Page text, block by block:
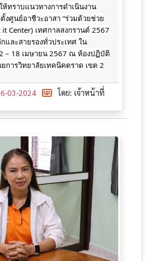
ห้ทราบแนวทางการดำเนินงาน
งศูนย์อาชีวะอาสา “ร่วมด้วยช่วย
Center) เทศกาลสงกรานต์ 2567
ละสายรองทั่วประเทศ ใน
– 18 เมษายน 2567 ณ ห้องปฏิบัติ
การวิทยาลัยเทคนิคตราด เขต 2
03-2024 โดย: เจ้าหน้าที่